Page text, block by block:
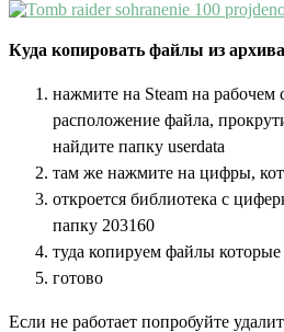
Куда копировать файлы из
нажмите на Steam на
расположение файла,
найдите папку userdata
там же нажмите на цифры,
откроется библиотека с
папку 203160
туда копируем файлы
готово
Если не работает попробуйте